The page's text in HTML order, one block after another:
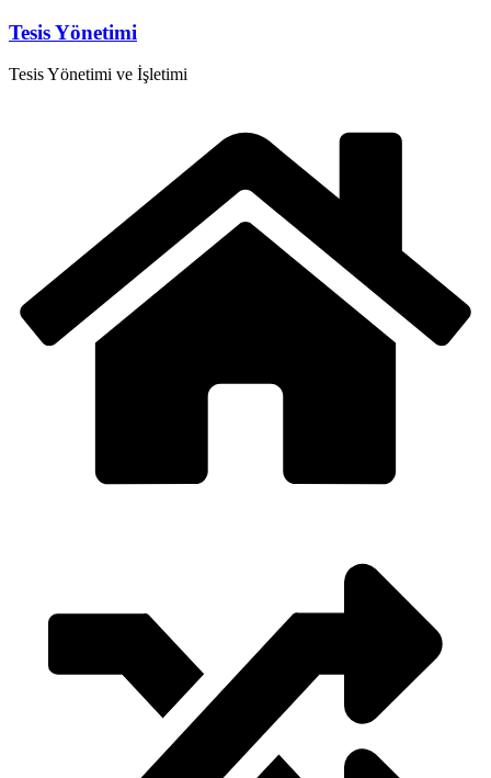
Skip
content
Tesis Yönetimi
Tesis Yönetimi ve İşletimi